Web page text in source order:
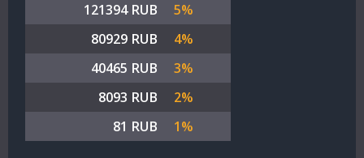
121394 RUB
5%
80929 RUB
4%
40465 RUB
3%
8093 RUB
2%
81 RUB
1%